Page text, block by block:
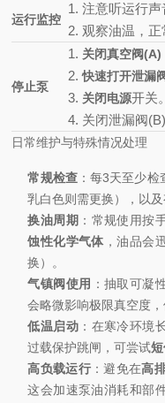
运行监控
1. 注意听运行声
2. 观察油温，
停止泵
1. 关闭真空阀(A)
2.快速打开泄漏
3. 关闭电源开关。
4. 关闭泄漏阀
日常维护与特殊情况处理
常规检查：每3天至少检
乳白色则需更换），以
换油周期 ：常规使用按
蚀性化学气体 ，油品会
换）。
气镇阀使用 ：抽取可凝
会略微影响极限真空度
低温启动 ：在寒冷环境
过载保护跳闸，可尝试
高负载运行 ：避免在高
这会加速泵油消耗和部